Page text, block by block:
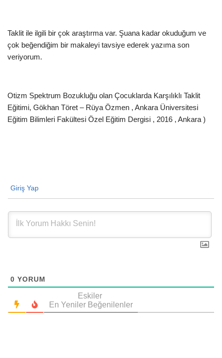
Taklit ile ilgili bir çok araştırma var. Şuana kadar okuduğum ve
çok beğendiğim bir makaleyi tavsiye ederek yazıma son
veriyorum.
Otizm Spektrum Bozukluğu olan Çocuklarda Karşılıklı Taklit
Eğitimi, Gökhan Töret – Rüya Özmen , Ankara Üniversitesi
Eğitim Bilimleri Fakültesi Özel Eğitim Dergisi , 2016 , Ankara )
Giriş Yap
0 YORUM
Eskiler
En Yeniler Beğenilenler